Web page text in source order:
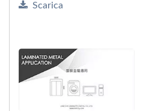
Scarica